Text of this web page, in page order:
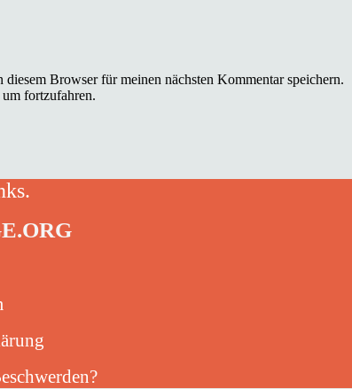
Browser für meinen nächsten Kommentar speichern.
fortzufahren.